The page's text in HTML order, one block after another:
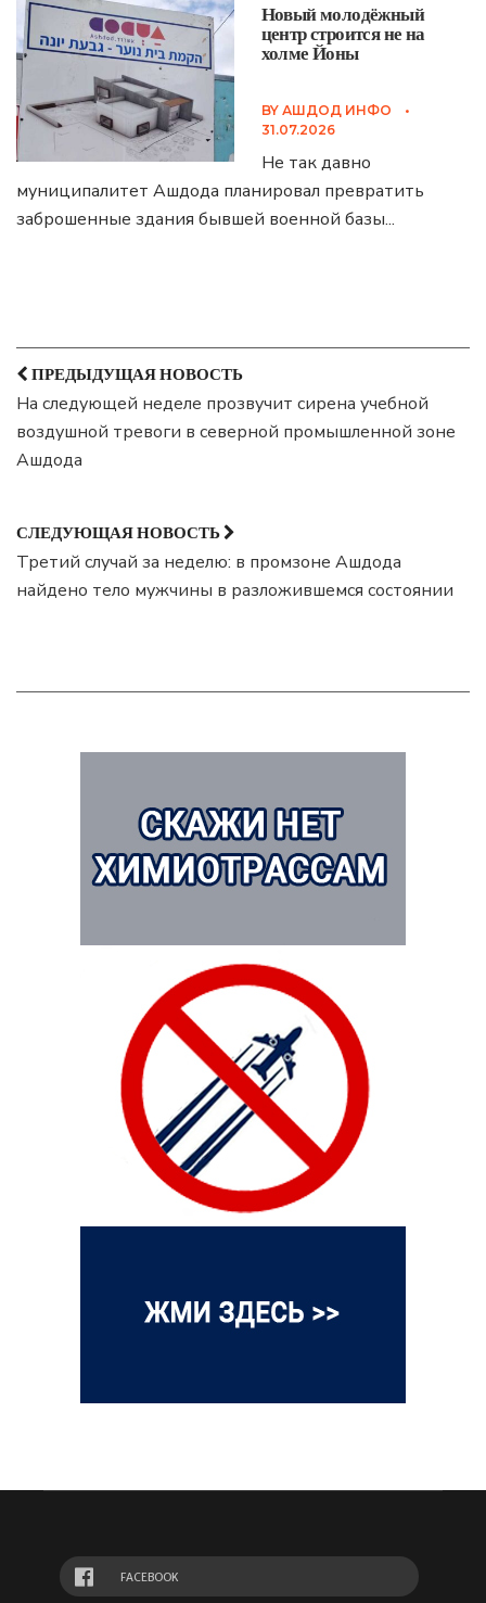
Новый молодёжный
центр строится не на
холме Йоны
BY АШДОД ИНФО
•
31.07.2026
Не так давно
муниципалитет Ашдода планировал превратить
заброшенные здания бывшей военной базы...
ПРЕДЫДУЩАЯ НОВОСТЬ
На следующей неделе прозвучит сирена учебной
воздушной тревоги в северной промышленной зоне
Ашдода
СЛЕДУЮЩАЯ НОВОСТЬ
Третий случай за неделю: в промзоне Ашдода
найдено тело мужчины в разложившемся состоянии
FACEBOOK